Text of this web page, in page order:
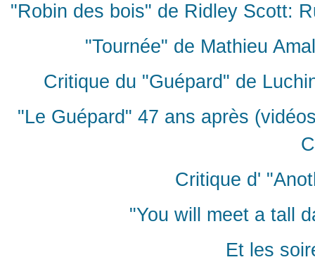
"Robin des bois" de Ridley Scott:
"Tournée" de Mathieu
Critique du "Guépard" de
"Le Guépard" 47 ans après
Critique d'
"You will meet a tall
Et les